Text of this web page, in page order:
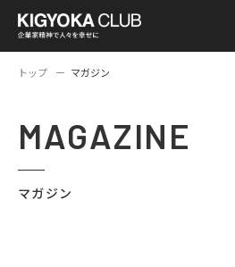
トップ マガジン
MAGAZINE
マガジン